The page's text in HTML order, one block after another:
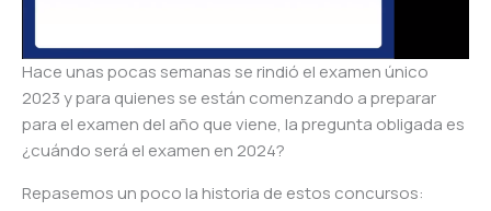
Hace unas pocas semanas se rindió el examen único
2023 y para quienes se están comenzando a preparar
para el examen del año que viene, la pregunta obligada es
¿cuándo será el examen en 2024?
Repasemos un poco la historia de estos concursos: